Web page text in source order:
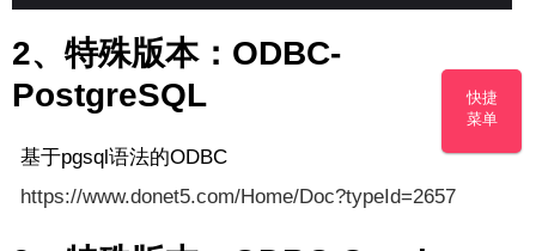
2、特殊版本：ODBC-
PostgreSQL
基于pgsql语法的ODBC
https://www.donet5.com/Home/Doc?typeId=2657
快捷
菜单